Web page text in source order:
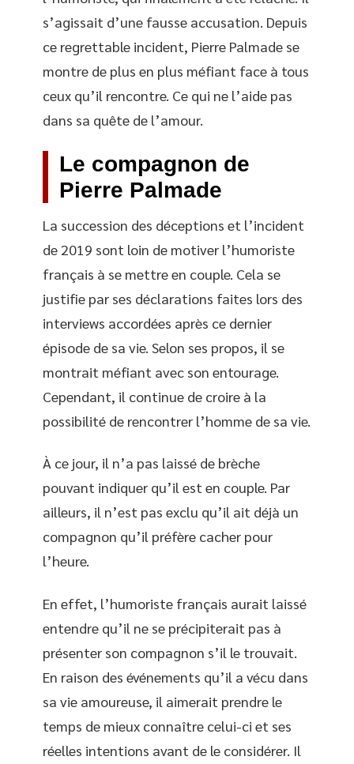
s’agissait d’une fausse accusation. Depuis
ce regrettable incident, Pierre Palmade se
montre de plus en plus méfiant face à tous
ceux qu’il rencontre. Ce qui ne l’aide pas
dans sa quête de l’amour.
Le compagnon de
Pierre Palmade
La succession des déceptions et l’incident
de 2019 sont loin de motiver l’humoriste
français à se mettre en couple. Cela se
justifie par ses déclarations faites lors des
interviews accordées après ce dernier
épisode de sa vie. Selon ses propos, il se
montrait méfiant avec son entourage.
Cependant, il continue de croire à la
possibilité de rencontrer l’homme de sa vie.
À ce jour, il n’a pas laissé de brèche
pouvant indiquer qu’il est en couple. Par
ailleurs, il n’est pas exclu qu’il ait déjà un
compagnon qu’il préfère cacher pour
l’heure.
En effet, l’humoriste français aurait laissé
entendre qu’il ne se précipiterait pas à
présenter son compagnon s’il le trouvait.
En raison des événements qu’il a vécu dans
sa vie amoureuse, il aimerait prendre le
temps de mieux connaître celui-ci et ses
réelles intentions avant de le considérer. Il